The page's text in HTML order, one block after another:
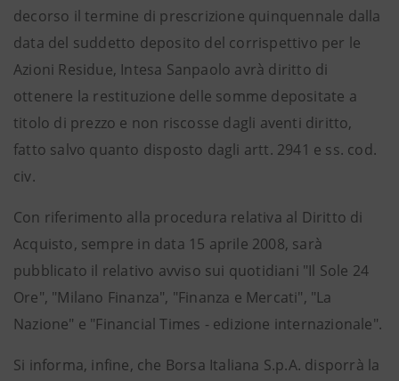
decorso il termine di prescrizione quinquennale dalla
data del suddetto deposito del corrispettivo per le
Azioni Residue, Intesa Sanpaolo avrà diritto di
ottenere la restituzione delle somme depositate a
titolo di prezzo e non riscosse dagli aventi diritto,
fatto salvo quanto disposto dagli artt. 2941 e ss. cod.
civ.
Con riferimento alla procedura relativa al Diritto di
Acquisto, sempre in data 15 aprile 2008, sarà
pubblicato il relativo avviso sui quotidiani "Il Sole 24
Ore", "Milano Finanza", "Finanza e Mercati", "La
Nazione" e "Financial Times - edizione internazionale".
Si informa, infine, che Borsa Italiana S.p.A. disporrà la